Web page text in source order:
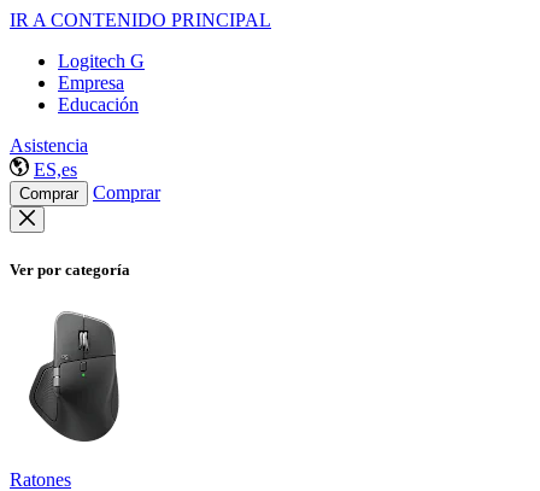
IR A CONTENIDO PRINCIPAL
Logitech G
Empresa
Educación
Asistencia
ES,es
Comprar Comprar
Ver por categoría
Ratones